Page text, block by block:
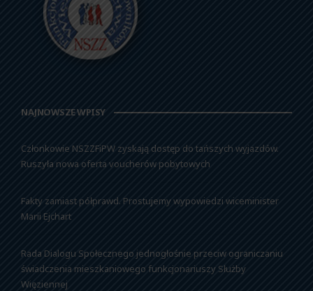
NAJNOWSZE WPISY
Członkowie NSZZFiPW zyskają dostęp do tańszych wyjazdów.
Ruszyła nowa oferta voucherów pobytowych
Fakty zamiast półprawd. Prostujemy wypowiedzi wiceminister
Marii Ejchart
Rada Dialogu Społecznego jednogłośnie przeciw ograniczaniu
świadczenia mieszkaniowego funkcjonariuszy Służby
Więziennej